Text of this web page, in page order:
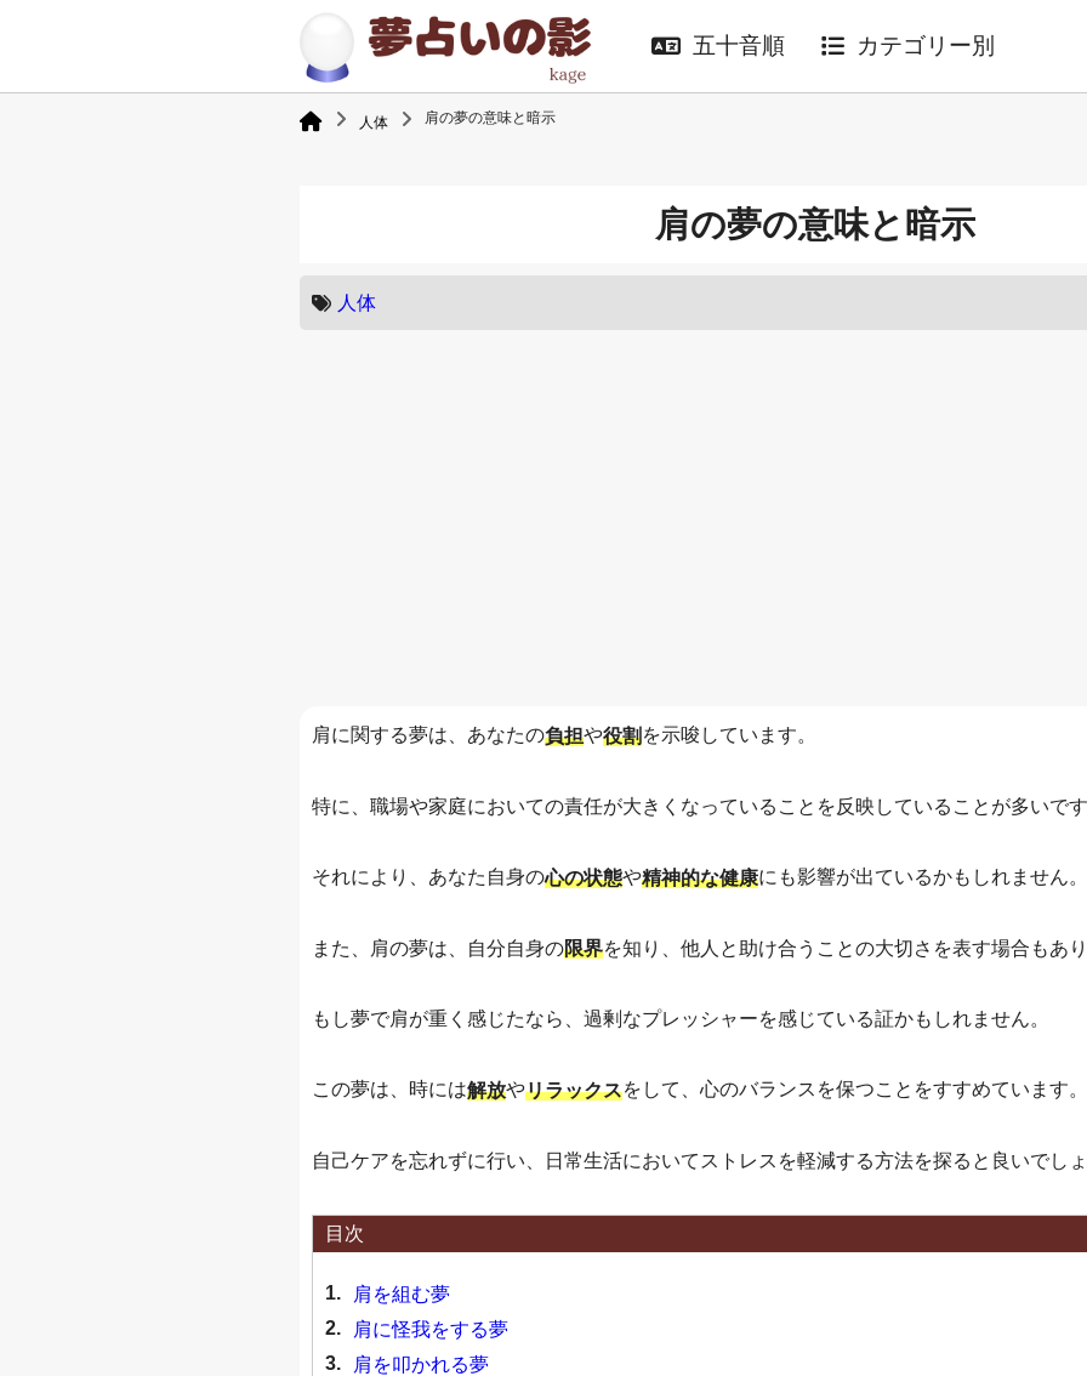
五十音順 カテゴリー別
人体 肩の夢の意味と暗示
肩の夢の意味と暗示
人体
肩に関する夢は、あなたの負担や役割を示唆しています。
特に、職場や家庭においての責任が大きくなっていることを反映していることが多いです
それにより、あなた自身の心の状態や精神的な健康にも影響が出ているかもしれません。
また、肩の夢は、自分自身の限界を知り、他人と助け合うことの大切さを表す場合もあり
もし夢で肩が重く感じたなら、過剰なプレッシャーを感じている証かもしれません。
この夢は、時には解放やリラックスをして、心のバランスを保つことをすすめています。
自己ケアを忘れずに行い、日常生活においてストレスを軽減する方法を探ると良いでしょ
目次
1.
肩を組む夢
2.
肩に怪我をする夢
3.
肩を叩かれる夢